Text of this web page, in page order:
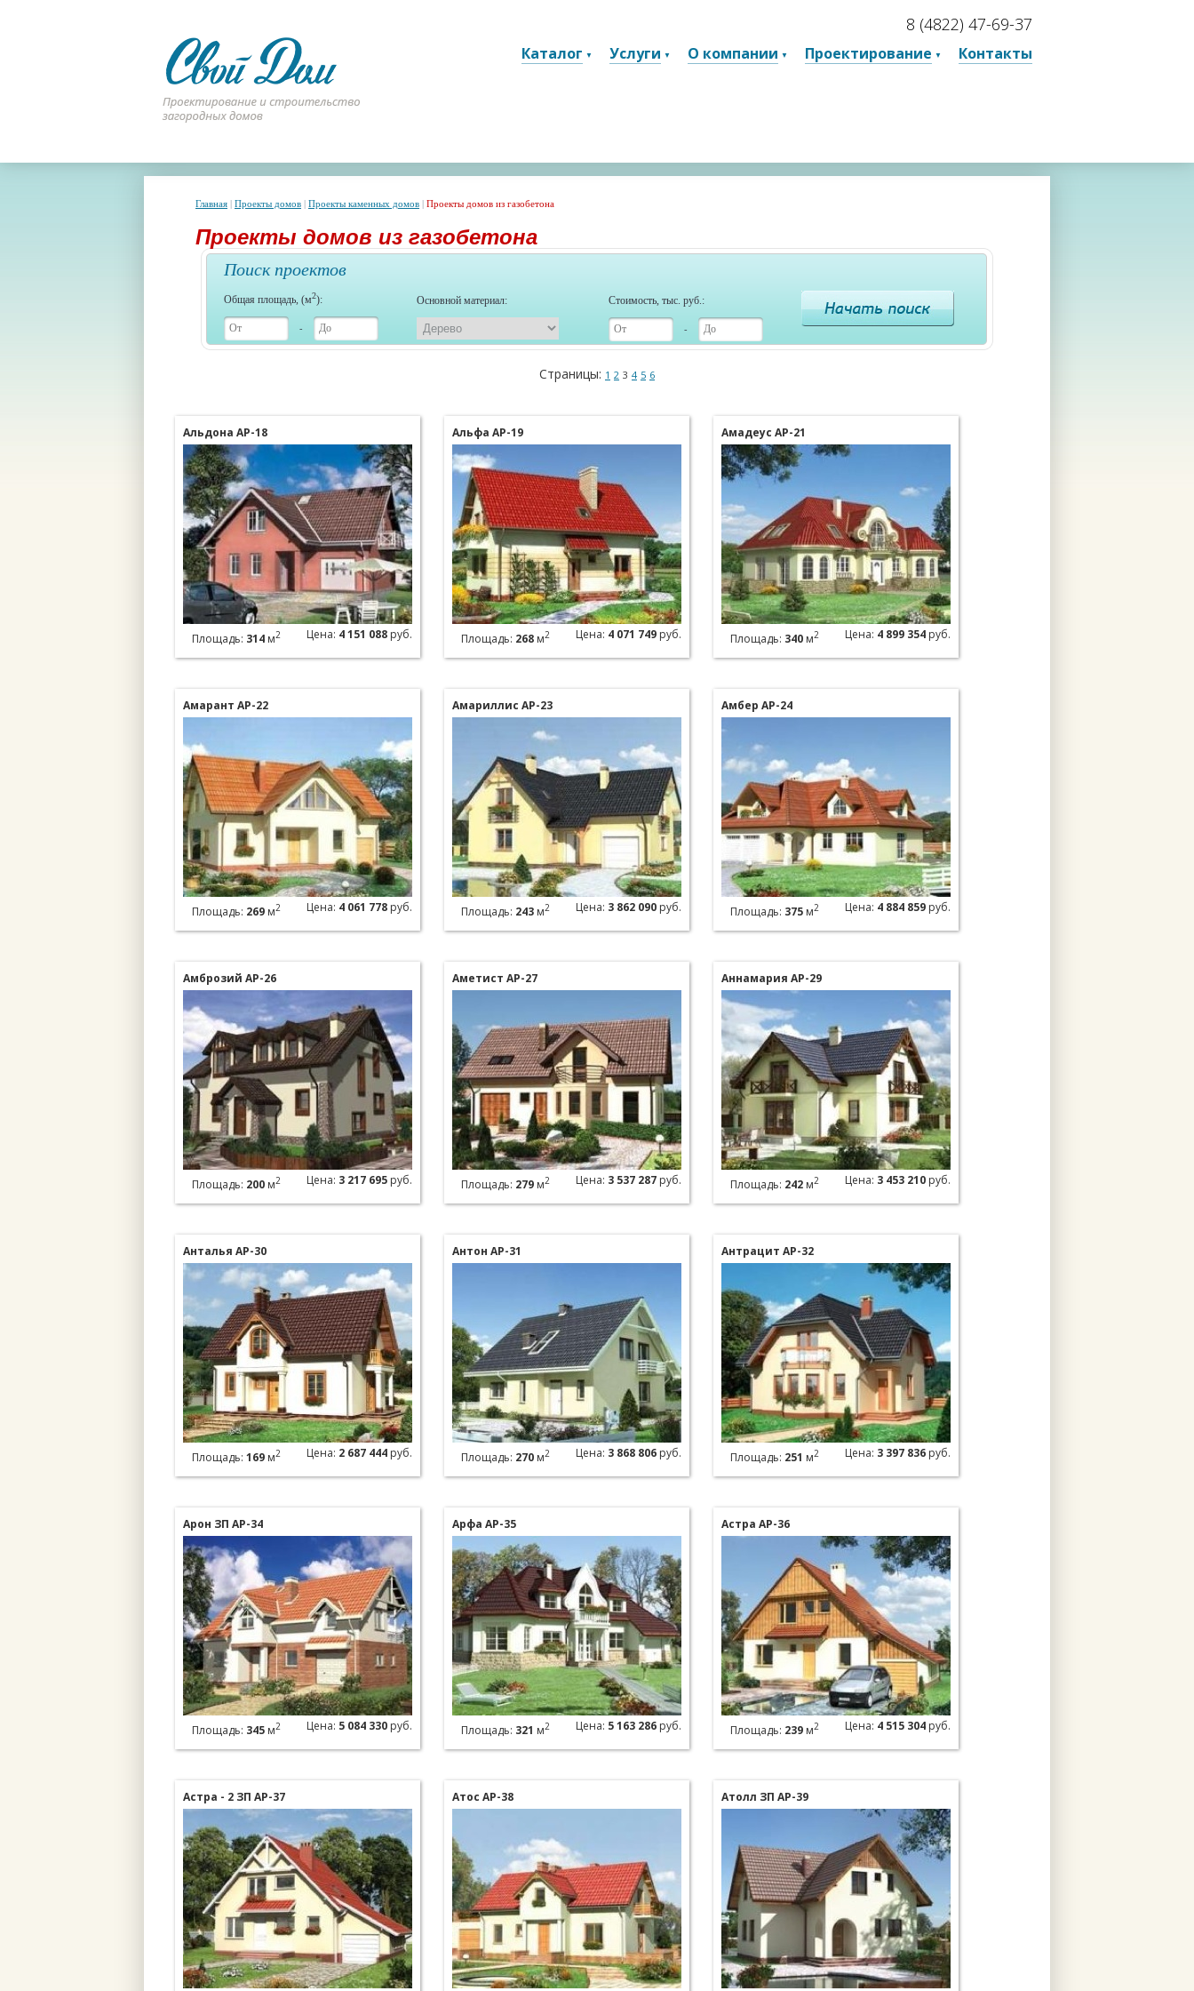
8 (4822) 47-69-37
Каталог Услуги О компании Проектирование Контакты
Главная | Проекты домов | Проекты каменных домов | Проекты домов из газобетона
Проекты домов из газобетона
Поиск проектов
Общая площадь, (м2):
-
Основной материал: Стоимость, тыс. руб.:
-
Страницы: 1 2 3 4 5 6
Альдона АР-18
Площадь: 314 м2 Цена: 4 151 088 руб.
Альфа АР-19
Площадь: 268 м2 Цена: 4 071 749 руб.
Амадеус АР-21
Площадь: 340 м2 Цена: 4 899 354 руб.
Амарант АР-22
Площадь: 269 м2 Цена: 4 061 778 руб.
Амариллис АР-23
Площадь: 243 м2 Цена: 3 862 090 руб.
Амбер АР-24
Площадь: 375 м2 Цена: 4 884 859 руб.
Амброзий АР-26
Площадь: 200 м2 Цена: 3 217 695 руб.
Аметист АР-27
Площадь: 279 м2 Цена: 3 537 287 руб.
Аннамария АР-29
Площадь: 242 м2 Цена: 3 453 210 руб.
Анталья АР-30
Площадь: 169 м2 Цена: 2 687 444 руб.
Антон АР-31
Площадь: 270 м2 Цена: 3 868 806 руб.
Антрацит АР-32
Площадь: 251 м2 Цена: 3 397 836 руб.
Арон ЗП АР-34
Площадь: 345 м2 Цена: 5 084 330 руб.
Арфа АР-35
Площадь: 321 м2 Цена: 5 163 286 руб.
Астра АР-36
Площадь: 239 м2 Цена: 4 515 304 руб.
Астра - 2 ЗП АР-37 Атоc АР-38 Атолл ЗП АР-39